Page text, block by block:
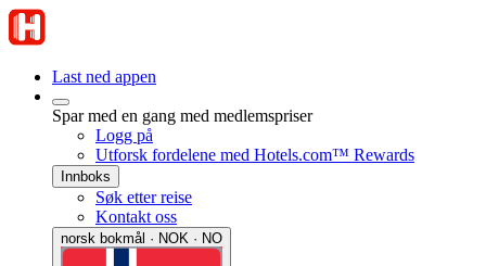
Last ned appen
Spar med en gang med medlemspriser
Logg på
Utforsk fordelene med Hotels.com™ Rewards
Innboks
Søk etter reise
Kontakt oss
norsk bokmål · NOK · NO